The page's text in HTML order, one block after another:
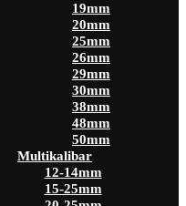
19mm
20mm
25mm
26mm
29mm
30mm
38mm
48mm
50mm
Multikalibar
12-14mm
15-25mm